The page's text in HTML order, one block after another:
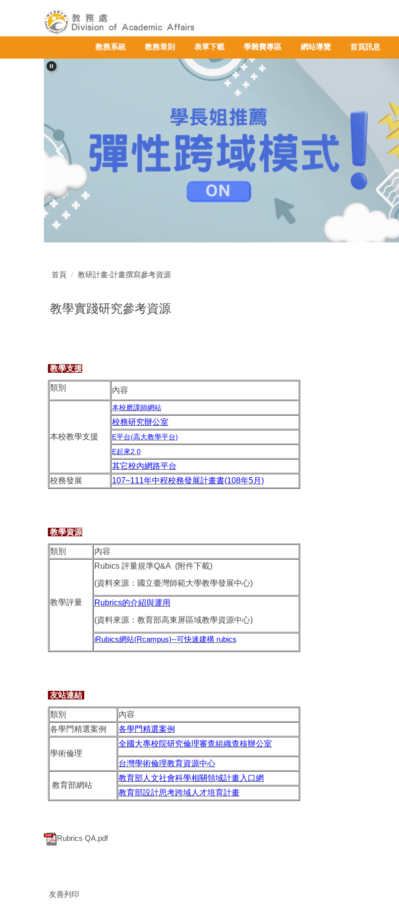
教務系統 教務章則 表單下載 學雜費專區 網站導覽 首頁訊息
首頁 教研計畫-計畫撰寫參考資源
教學實踐研究參考資源
教學支援
類別 內容
本校教學支援
本校磨課師網站
校務研究辦公室
E平台(高大教學平台)
E起來2.0
其它校內網路平台
校務發展
107~111年中程校務發展計畫書(108年5月)
教學資源
類別 內容
教學評量
Rubics 評量規準Q&A (附件下載)
(資料來源：國立臺灣師範大學教學發展中心)
Rubrics的介紹與運用
(資料來源：教育部高東屏區域教學資源中心)
iRubics網站(Rcampus)--可快速建構 rubics
友站連結
類別
內容
各學門精選案例
各學門精選案例
學術倫理
全國大專校院研究倫理審查組織查核辦公室
台灣學術倫理教育資源中心
教育部網站
教育部人文社會科學相關領域計畫入口網
教育部設計思考跨域人才培育計畫
Rubrics QA.pdf
友善列印